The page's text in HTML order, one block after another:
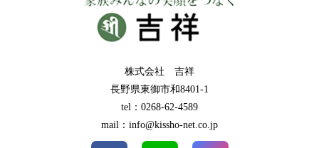
株式会社 吉祥
長野県東御市和8401-1
tel：0268-62-4589
mail：info@kissho-net.co.jp